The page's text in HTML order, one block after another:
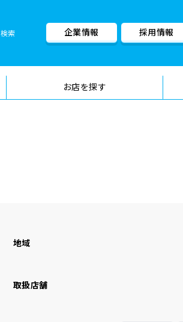
索 企業情報 採用情報
お店を探す
検料金・メニュー 品
地域
取扱店舗